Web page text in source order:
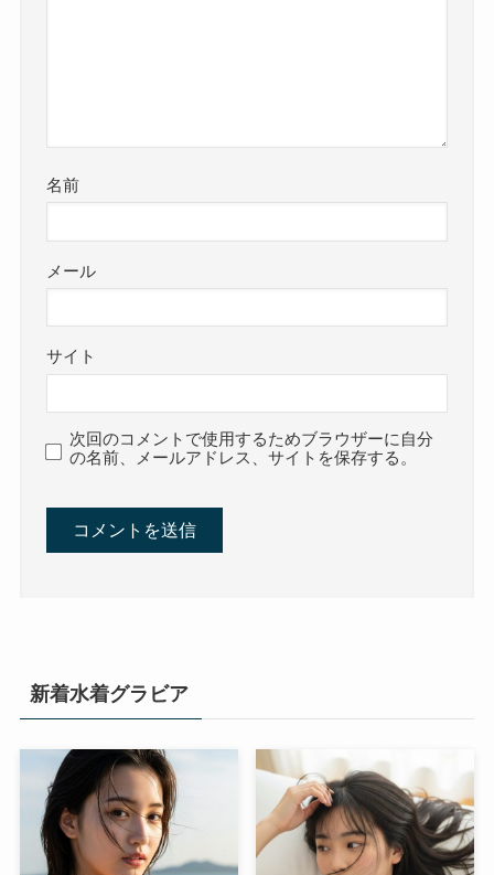
名前
メール
サイト
次回のコメントで使用するためブラウザーに自分
の名前、メールアドレス、サイトを保存する。
新着水着グラビア